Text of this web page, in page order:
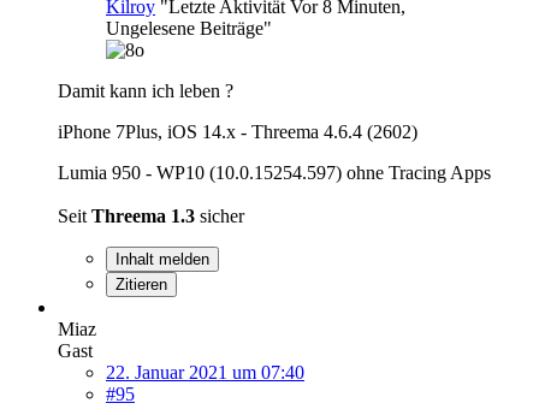
Kilroy "Letzte Aktivität Vor 8 Minuten,
Ungelesene Beiträge"
Damit kann ich leben ?
iPhone 7Plus, iOS 14.x - Threema 4.6.4 (2602)
Lumia 950 - WP10 (10.0.15254.597) ohne Tracing Apps
Seit Threema 1.3 sicher
Inhalt melden
Zitieren
Miaz
Gast
22. Januar 2021 um 07:40
#95